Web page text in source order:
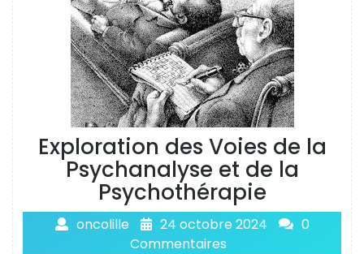
Exploration des Voies de la
Psychanalyse et de la
Psychothérapie
oncolille 24 octobre 2024
0
Commentaires